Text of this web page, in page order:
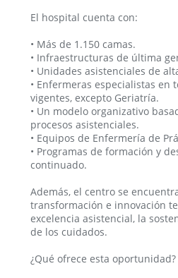
El hospital cuenta con:
• Más de 1.150 camas.
• Infraestructuras de última
• Unidades asistenciales de
• Enfermeras especialistas en
vigentes, excepto Geriatría.
• Un modelo organizativo
procesos asistenciales.
• Equipos de Enfermería de
• Programas de formación y
continuado.
Además, el centro se
transformación e innovación
excelencia asistencial, la
de los cuidados.
¿Qué ofrece esta oportunidad?